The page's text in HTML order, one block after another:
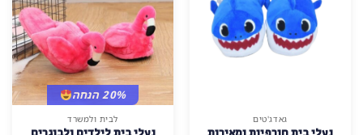
גאדג'טים
20% הנחה
לבית ולמשרד